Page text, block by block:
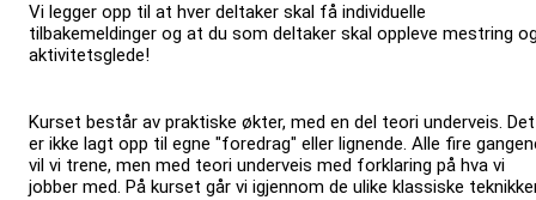
Vi legger opp til at hver deltaker skal få individuelle
tilbakemeldinger og at du som deltaker skal oppleve mestring
aktivitetsglede!
Kurset består av praktiske økter, med en del teori underveis. Det
er ikke lagt opp til egne "foredrag" eller lignende. Alle fire
vil vi trene, men med teori underveis med forklaring på hva vi
jobber med. På kurset går vi igjennom de ulike klassiske